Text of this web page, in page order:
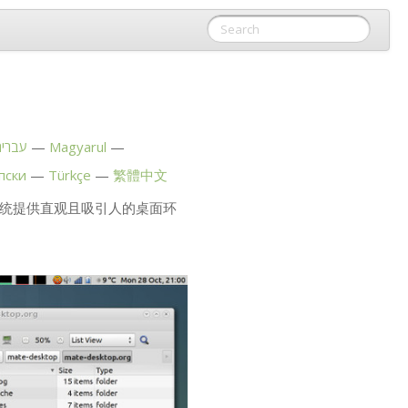
Magyarul
Türkçe
繁體中文
提供直观且吸引人的桌面环